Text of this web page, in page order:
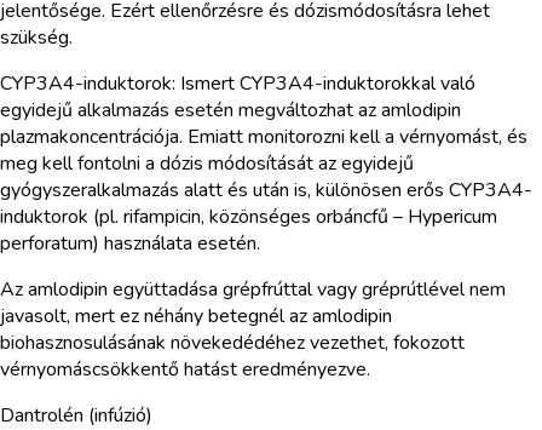
jelentősége. Ezért ellenőrzésre és dózismódosításra lehet
szükség.
CYP3A4-induktorok: Ismert CYP3A4-induktorokkal való
egyidejű alkalmazás esetén megváltozhat az amlodipin
plazmakoncentrációja. Emiatt monitorozni kell a vérnyomást, és
meg kell fontolni a dózis módosítását az egyidejű
gyógyszeralkalmazás alatt és után is, különösen erős CYP3A4-
induktorok (pl. rifampicin, közönséges orbáncfű – Hypericum
perforatum) használata esetén.
Az amlodipin együttadása grépfrúttal vagy gréprútlével nem
javasolt, mert ez néhány betegnél az amlodipin
biohasznosulásának növekedédéhez vezethet, fokozott
vérnyomáscsökkentő hatást eredményezve.
Dantrolén (infúzió)